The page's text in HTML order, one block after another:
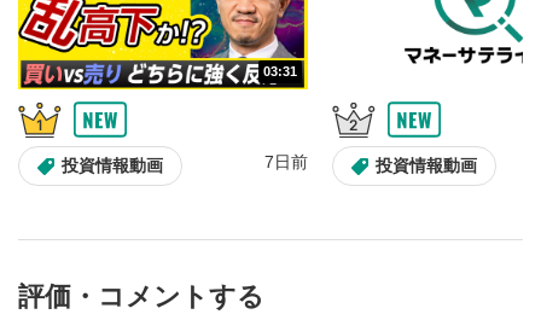
画質の選択/再生速度の変更ができます。
7
音量調整
スライダーを上下すると音量が調整できます。
8
全画面表示
03:31
投資情報動画 7日前 投資情報動画
評価・コメントする